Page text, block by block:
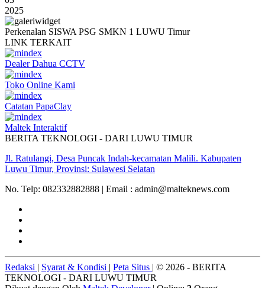
2025
Perkenalan SISWA PSG SMKN 1 LUWU Timur
LINK TERKAIT
Dealer Dahua CCTV
Toko Online Kami
Catatan PapaClay
Maltek Interaktif
BERITA TEKNOLOGI - DARI LUWU TIMUR
Jl. Ratulangi, Desa Puncak Indah-kecamatan Malili. Kabupaten
Luwu Timur, Provinsi: Sulawesi Selatan
No. Telp: 082332882888 | Email : admin@malteknews.com
Redaksi | Syarat & Kondisi | Peta Situs | © 2026 - BERITA
TEKNOLOGI - DARI LUWU TIMUR